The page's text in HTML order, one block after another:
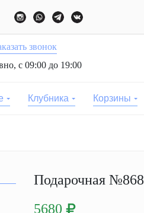
звонок
с 09:00 до 19:00
Клубника Корзины
Подарочная №868
5680